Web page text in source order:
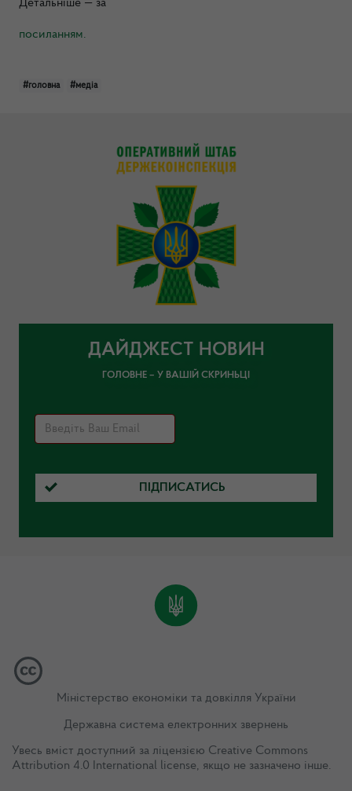
Детальніше — за
посиланням.
#головна #медіа
ДАЙДЖЕСТ НОВИН
ГОЛОВНЕ – У ВАШІЙ СКРИНЬЦІ
ПІДПИСАТИСЬ
Міністерство економіки та довкілля України
Державна система електронних звернень
Увесь вміст доступний за ліцензією Creative Commons
Attribution 4.0 International license, якщо не зазначено інше.